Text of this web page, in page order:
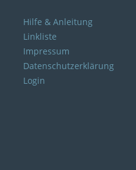
Hilfe & Anleitung
Linkliste
Impressum
Datenschutzerklärung
Login